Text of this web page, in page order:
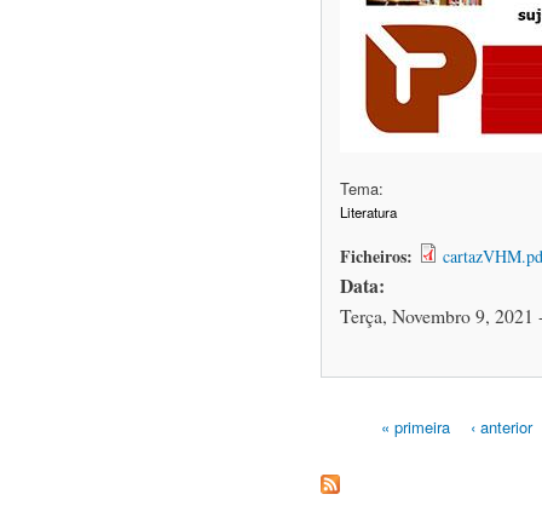
Tema:
Literatura
Ficheiros:
Data:
Terça, Novembro 9, 2021
« primeira ‹ anterior